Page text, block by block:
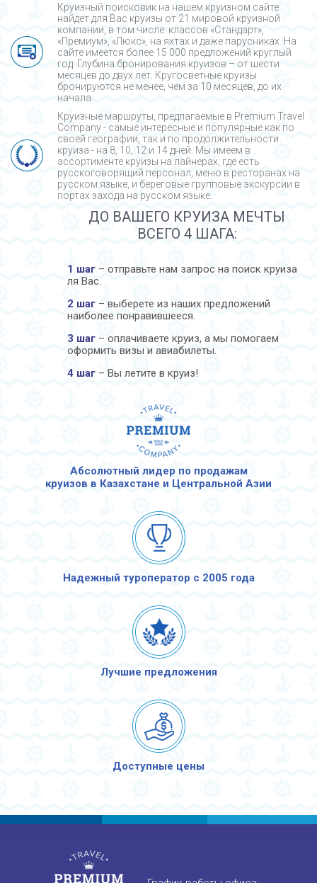
Круизный поисковик на нашем круизном сайте
найдет для Вас круизы от 21 мировой круизной
компании, в том числе: классов «Стандарт»,
«Премиум», «Люкс», на яхтах и даже парусниках. На
сайте имеется более 15 000 предложений круглый
год. Глубина бронирования круизов – от шести
месяцев до двух лет. Кругосветные круизы
бронируются не менее, чем за 10 месяцев, до их
начала.
Круизные маршруты, предлагаемые в Premium Travel
Company - cамые интересные и популярные как по
своей географии, так и по продолжительности
круиза - на 8, 10, 12 и 14 дней. Мы имеем в
ассортименте круизы на лайнерах, где есть
русскоговорящий персонал, меню в ресторанах на
русском языке, и береговые групповые экскурсии в
портах захода на русском языке.
ДО ВАШЕГО КРУИЗА МЕЧТЫ
ВСЕГО 4 ШАГА:
1 шаг – отправьте нам запрос на поиск круиза
ля Вас.
2 шаг – выберете из наших предложений
наиболее понравившееся.
3 шаг – оплачиваете круиз, а мы помогаем
оформить визы и авиабилеты.
4 шаг – Вы летите в круиз!
Абсолютный лидер по продажам
круизов в Казахстане и Центральной Азии
Надежный туроператор с 2005 года
Лучшие предложения
Доступные цены